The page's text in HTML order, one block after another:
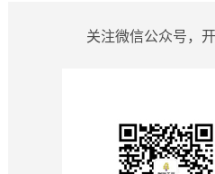
关注微信公众号，